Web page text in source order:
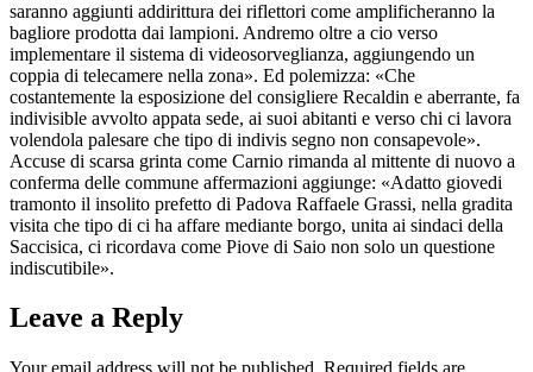
saranno aggiunti addirittura dei riflettori come amplificheranno la
bagliore prodotta dai lampioni. Andremo oltre a cio verso
implementare il sistema di videosorveglianza, aggiungendo un
coppia di telecamere nella zona». Ed polemizza: «Che
costantemente la esposizione del consigliere Recaldin e aberrante, fa
indivisible avvolto appata sede, ai suoi abitanti e verso chi ci lavora
volendola palesare che tipo di indivis segno non consapevole».
Accuse di scarsa grinta come Carnio rimanda al mittente di nuovo a
conferma delle commune affermazioni aggiunge: «Adatto giovedi
tramonto il insolito prefetto di Padova Raffaele Grassi, nella gradita
visita che tipo di ci ha affare mediante borgo, unita ai sindaci della
Saccisica, ci ricordava come Piove di Saio non solo un questione
indiscutibile».
Leave a Reply